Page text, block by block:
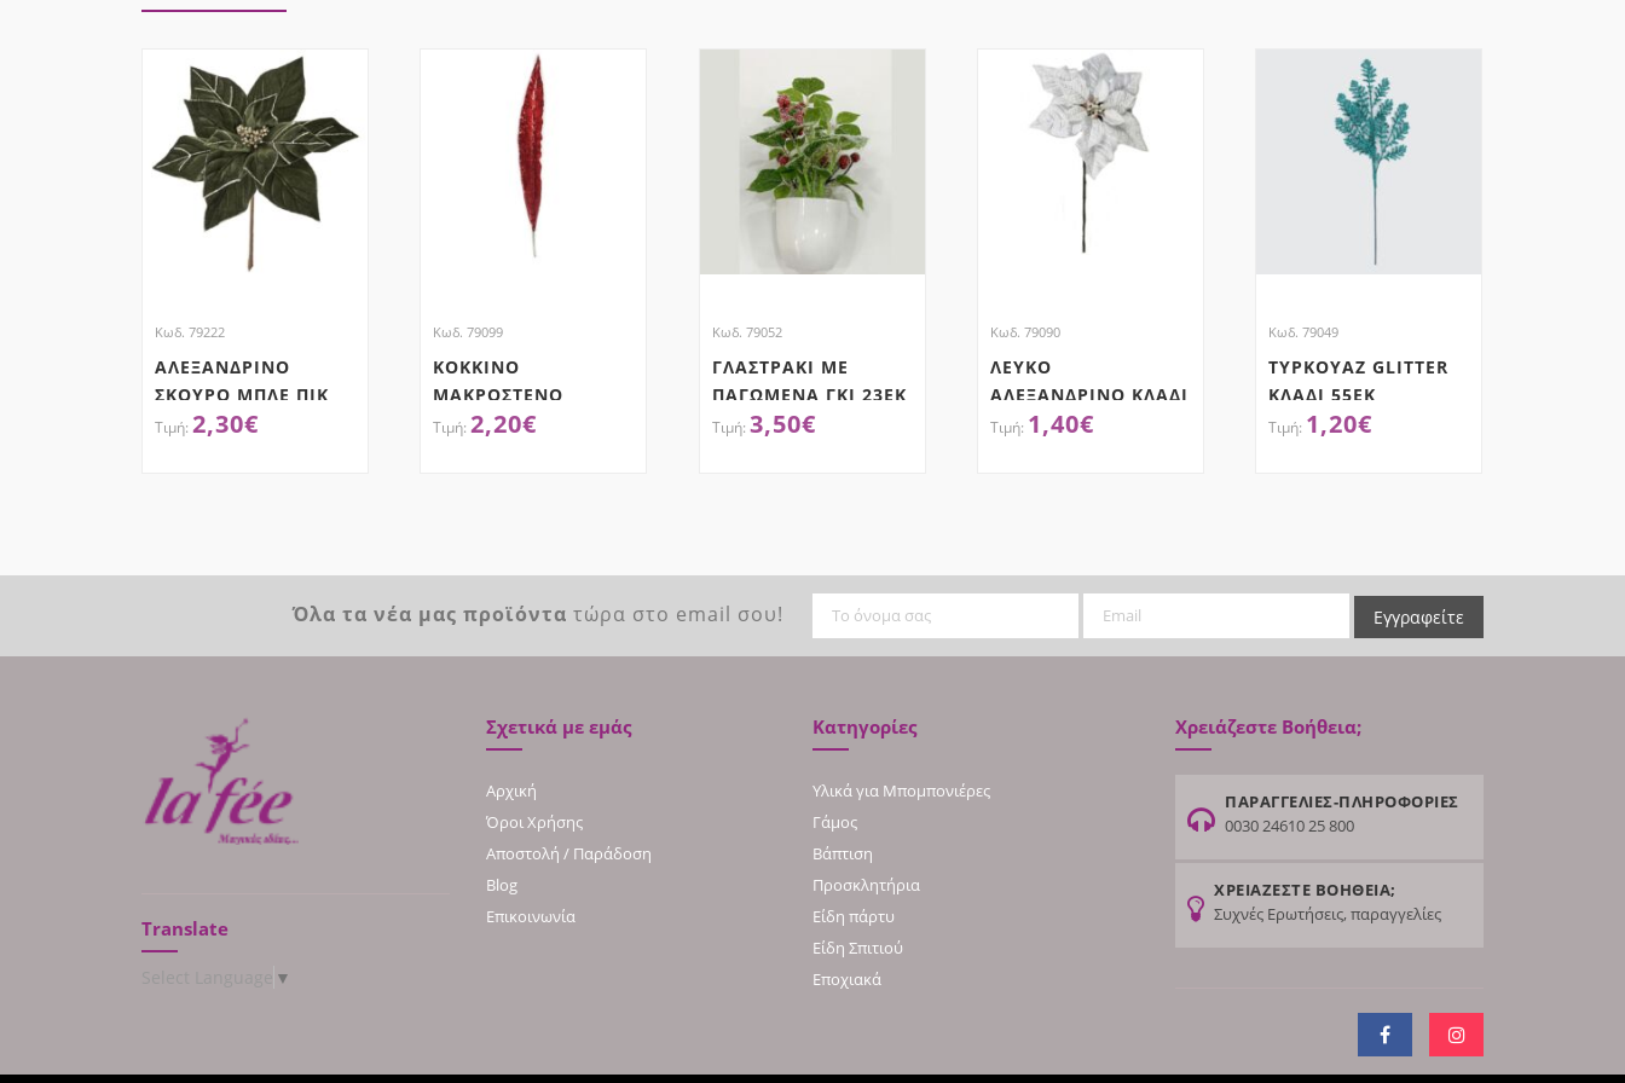
Κωδ. 79222
ΑΛΕΞΑΝΔΡΙΝΟ
ΣΚΟΥΡΟ ΜΠΛΕ ΠΙΚ
25Χ30ΕΚ
2,30€
Κωδ. 79099
ΚΟΚΚΙΝΟ
ΜΑΚΡΟΣΤΕΝΟ
ΦΥΛΛΟ ΚΛΑΔΙ 84ΕΚ
2,20€
Κωδ. 79052
ΓΛΑΣΤΡΑΚΙ ΜΕ
ΠΑΓΩΜΕΝΑ ΓΚΙ 23ΕΚ
3,50€
Κωδ. 79090
ΛΕΥΚΟ
ΑΛΕΞΑΝΔΡΙΝΟ ΚΛΑΔΙ
75ΕΚ1,40€
Κωδ. 79049
ΤΥΡΚΟΥΑΖ GLITTER
ΚΛΑΔΙ 55ΕΚ
1,20€
Όλα τα νέα μας προϊόντα τώρα στο email σου! Εγγραφείτε
Translate
▼
Σχετικά με εμάς
Αρχική
Όροι Χρήσης
Αποστολή / Παράδοση
Blog
Επικοινωνία
Κατηγορίες
Υλικά για Μπομπονιέρες
Γάμος
Βάπτιση
Προσκλητήρια
Είδη πάρτυ
Είδη Σπιτιού
Εποχιακά
Χρειάζεστε Βοήθεια;
ΠΑΡΑΓΓΕΛΙΕΣ-ΠΛΗΡΟΦΟΡΙΕΣ
0030 24610 25 800
ΧΡΕΙΑΖΕΣΤΕ ΒΟΗΘΕΙΑ;
Συχνές Ερωτήσεις, παραγγελίες